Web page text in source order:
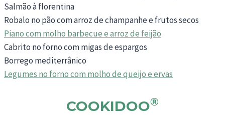
Salmão à florentina
Robalo no pão com arroz de champanhe e frutos secos
Piano com molho barbecue e arroz de feijão
Cabrito no forno com migas de espargos
Borrego mediterrânico
Legumes no forno com molho de queijo e ervas
COOKIDOO®